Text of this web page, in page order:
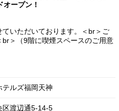
ープン！
いただいております。＜br＞ご
＞（9階に喫煙スペースのご用意
テルズ福岡天神
区渡辺通5-14-5